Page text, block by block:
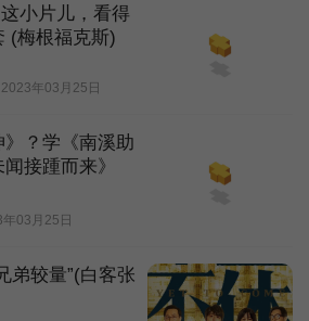
小片儿，看得
(梅根福克斯)
2023年03月25日
？学《南溪助
接踵而来》
年03月25日
弟较量”(白客张